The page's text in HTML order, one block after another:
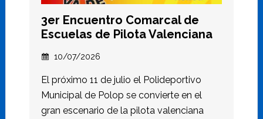
3er Encuentro Comarcal de
Escuelas de Pilota Valenciana
10/07/2026
El próximo 11 de julio el Polideportivo
Municipal de Polop se convierte en el
gran escenario de la pilota valenciana